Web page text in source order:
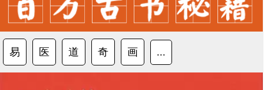
易 医 道 奇 画 ...